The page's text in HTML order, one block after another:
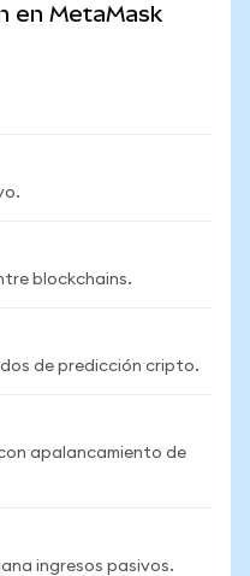
en MetaMask
blockchains.
de predicción cripto.
apalancamiento de
ingresos pasivos.